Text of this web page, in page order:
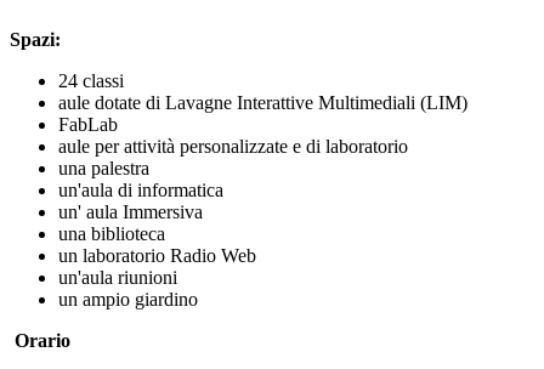
Spazi:
24 classi
aule dotate di Lavagne Interattive Multimediali (LIM)
FabLab
aule per attività personalizzate e di laboratorio
una palestra
un'aula di informatica
un' aula Immersiva
una biblioteca
un laboratorio Radio Web
un'aula riunioni
un ampio giardino
Orario